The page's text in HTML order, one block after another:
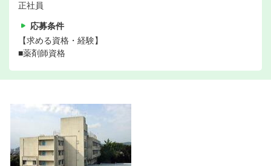
正社員
応募条件
【求める資格・経験】
■薬剤師資格